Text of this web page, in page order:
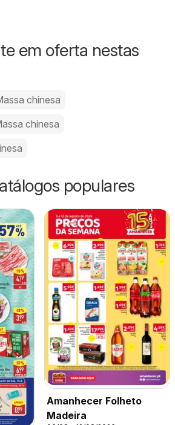
em oferta nestas
chinesa
chinesa
populares
Amanhecer Folheto
Madeira